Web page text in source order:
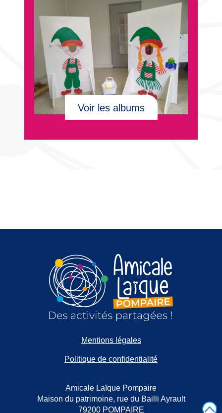
Voir les albums
Mentions légales
Politique de confidentialité
Amicale Laïque Pompaire
Maison du patrimoine, rue du Bailli Ayrault
79200 POMPAIRE